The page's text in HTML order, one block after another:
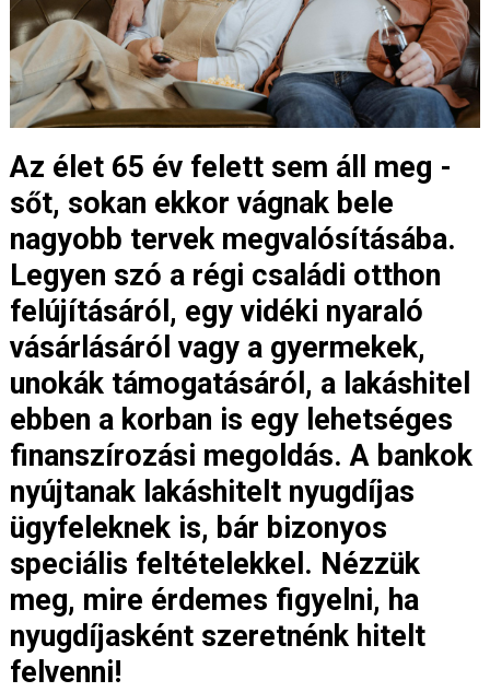
Az élet 65 év felett sem áll meg -
sőt, sokan ekkor vágnak bele
nagyobb tervek megvalósításába.
Legyen szó a régi családi otthon
felújításáról, egy vidéki nyaraló
vásárlásáról vagy a gyermekek,
unokák támogatásáról, a lakáshitel
ebben a korban is egy lehetséges
finanszírozási megoldás. A bankok
nyújtanak lakáshitelt nyugdíjas
ügyfeleknek is, bár bizonyos
speciális feltételekkel. Nézzük
meg, mire érdemes figyelni, ha
nyugdíjasként szeretnénk hitelt
felvenni!